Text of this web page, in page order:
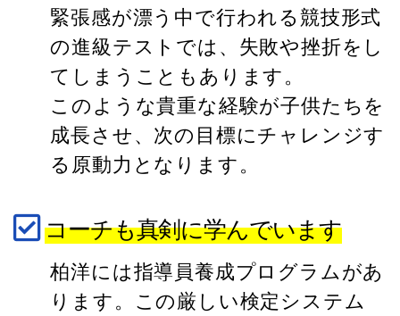
緊張感が漂う中で行われる競技形式
の進級テストでは、失敗や挫折をし
てしまうこともあります。
このような貴重な経験が子供たちを
成長させ、次の目標にチャレンジす
る原動力となります。
コーチも真剣に学んでいます
柏洋には指導員養成プログラムがあ
ります。この厳しい検定システム